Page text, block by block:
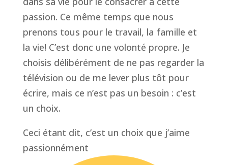
passion. Ce même temps que nous
prenons tous pour le travail, la famille et
la vie! C’est donc une volonté propre. Je
choisis délibérément de ne pas regarder la
télévision ou de me lever plus tôt pour
écrire, mais ce n’est pas un besoin : c’est
un choix.
Ceci étant dit, c’est un choix que j’aime
passionnément